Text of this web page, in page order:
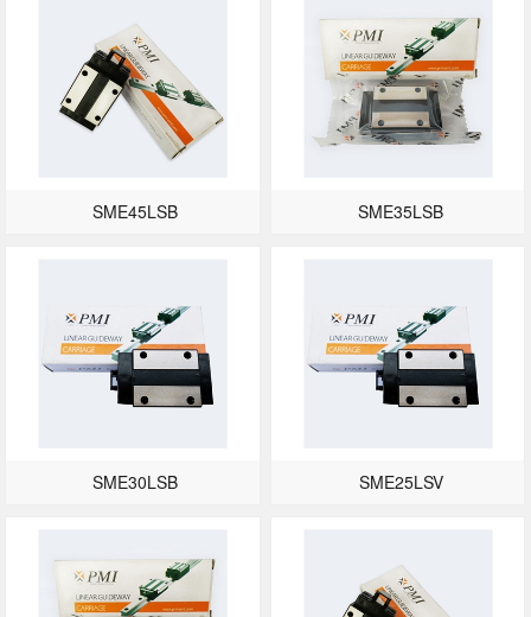
SME45LSB SME35LSB
SME30LSB SME25LSV